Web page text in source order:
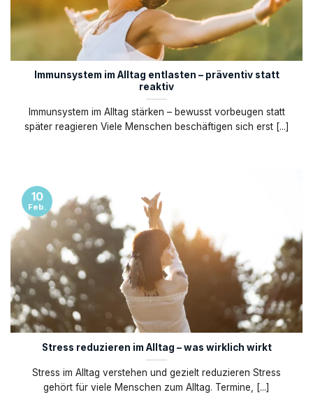
Immunsystem im Alltag entlasten – präventiv statt
reaktiv
Immunsystem im Alltag stärken – bewusst vorbeugen statt
später reagieren Viele Menschen beschäftigen sich erst [...]
Stress reduzieren im Alltag – was wirklich wirkt
Stress im Alltag verstehen und gezielt reduzieren Stress
gehört für viele Menschen zum Alltag. Termine, [...]
10
Feb.